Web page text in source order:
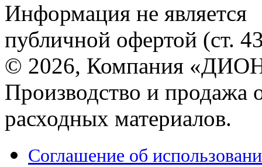
Информация не является
публичной офертой (ст.
© 2026, Компания
Производство и продажа
расходных материалов.
Соглашение об